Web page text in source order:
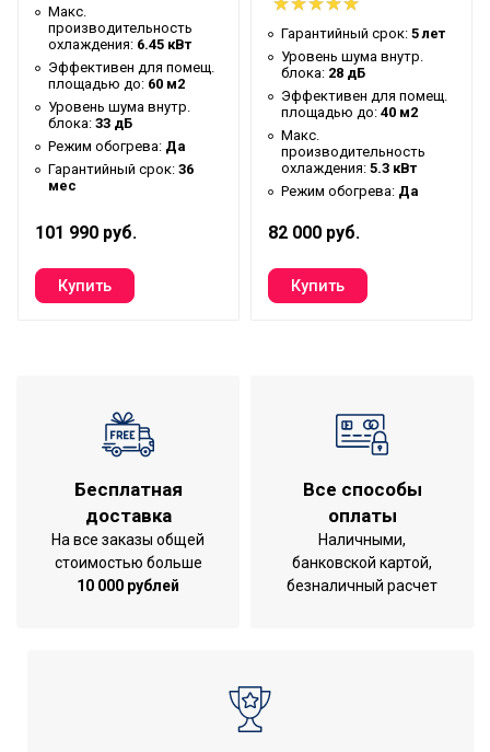
производительность
обогрева
6.8 кВт
Макс.
производительность
охлаждения
6.45 кВт
Количество ступеней
очистки
Режим SLEEP
Да
Режим обогрева
Да
Функция ионизации
воздуха
cold plasma
Класс
пылевлагозащищенности
Система
самодиагностики
неисправности
A
Горизонтальное
Макс.
производительность
охлаждения: 6.45 кВт
Эффективен для помещ.
площадью до: 60 м2
Уровень шума внутр.
блока: 33 дБ
Режим обогрева: Да
Гарантийный срок: 36
мес
101 990 руб.
Гарантийный срок: 5 лет
Уровень шума внутр.
блока: 28 дБ
Эффективен для помещ.
площадью до: 40 м2
Макс.
производительность
охлаждения: 5.3 кВт
Режим обогрева: Да
82 000 руб.
Бесплатная
доставка
На все заказы общей
стоимостью больше
10 000 рублей
Все способы
оплаты
Наличными,
банковской картой,
безналичный расчет